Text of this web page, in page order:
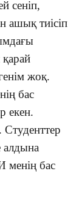
сеніп,
ашық тиісіп
жоқ.
бас
екен.
алдына
менің бас